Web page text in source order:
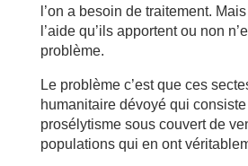
l’on a besoin de traitement.
l’aide qu’ils apportent ou non
problème.
Le problème c’est que ces
humanitaire dévoyé qui
prosélytisme sous couvert de
populations qui en ont